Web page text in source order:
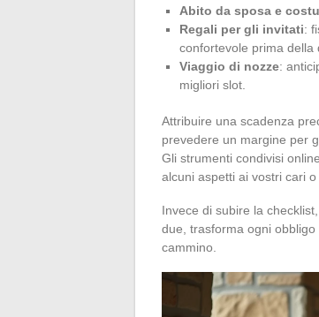
Abito da sposa e
Regali per gli invitati:
confortevole prima della
Viaggio di nozze:
migliori slot.
Attribuire una scadenza
prevedere un margine per
Gli strumenti condivisi
alcuni aspetti ai vostri cari o
Invece di subire la
due, trasforma ogni
cammino.